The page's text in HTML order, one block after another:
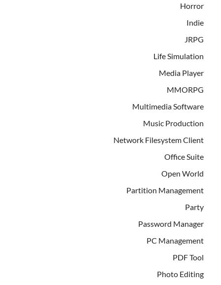
Horror
Indie
JRPG
Life Simulation
Media Player
MMORPG
Multimedia Software
Music Production
Network Filesystem Client
Office Suite
Open World
Partition Management
Party
Password Manager
PC Management
PDF Tool
Photo Editing